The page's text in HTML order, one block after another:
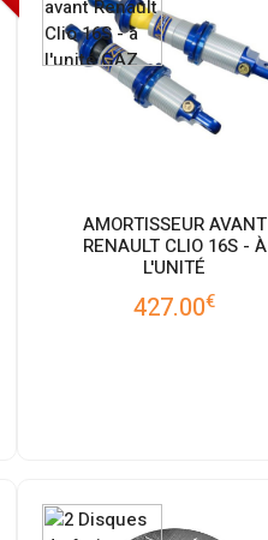
AMORTISSEUR AVANT
RENAULT CLIO 16S - À
L'UNITÉ
427.00€